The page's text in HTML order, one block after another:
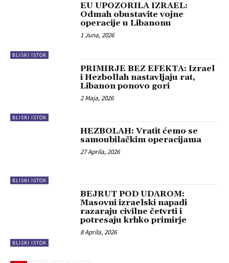
BLISKI ISTOK
EU UPOZORILA IZRAEL:
Odmah obustavite vojne
operacije u Libanonu
1 Juna, 2026
BLISKI ISTOK
PRIMIRJE BEZ EFEKTA: Izrael
i Hezbollah nastavljaju rat,
Libanon ponovo gori
2 Maja, 2026
BLISKI ISTOK
HEZBOLAH: Vratit ćemo se
samoubilačkim operacijama
27 Aprila, 2026
BLISKI ISTOK
BEJRUT POD UDAROM:
Masovni izraelski napadi
razaraju civilne četvrti i
potresaju krhko primirje
8 Aprila, 2026